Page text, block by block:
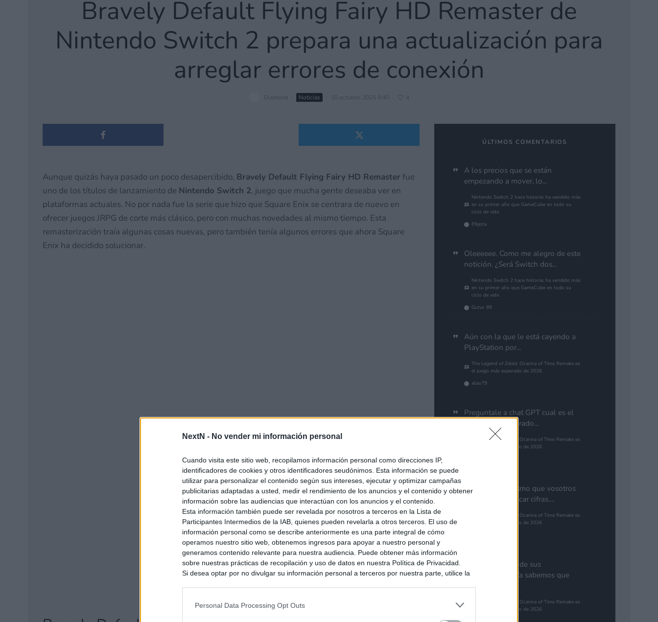
NextN - No vender mi información personal
Cuando visita este sitio web, recopilamos información personal como direcciones IP,
identificadores de cookies y otros identificadores seudónimos. Esta información se puede
utilizar para personalizar el contenido según sus intereses, ejecutar y optimizar campañas
publicitarias adaptadas a usted, medir el rendimiento de los anuncios y el contenido y obtener
información sobre las audiencias que interactúan con los anuncios y el contenido.
Esta información también puede ser revelada por nosotros a terceros en la Lista de
Participantes Intermedios de la IAB, quienes pueden revelarla a otros terceros. El uso de
información personal como se describe anteriormente es una parte integral de cómo
operamos nuestro sitio web, obtenemos ingresos para apoyar a nuestro personal y
generamos contenido relevante para nuestra audiencia. Puede obtener más información
sobre nuestras prácticas de recopilación y uso de datos en nuestra Política de Privacidad.
Si desea optar por no divulgar su información personal a terceros por nuestra parte, utilice la
intereses basados en la información personal utilizada por nosotros o en información personal
Personal Data Processing Opt Outs
Bravely Default Flying Fairy HD Remaster de
Nintendo Switch 2 prepara una actualización para
arreglar errores de conexión
Diamond Noticias 10 octubre, 2025 9:40 4
Aunque quizás haya pasado un poco desapercibido, Bravely Default Flying Fairy HD Remasterfue
uno de los títulos de lanzamiento de Nintendo Switch 2, juego que mucha gente deseaba ver en
plataformas actuales. No por nada fue la serie que hizo que Square Enix se centrara de nuevo en
ofrecer juegos JRPG de corte más clásico, pero con muchas novedades al mismo tiempo. Esta
remasterización traía algunas cosas nuevas, pero también tenía algunos errores que ahora Square
Enix ha decidido solucionar.
ÚLTIMOS COMENTARIOS
A los precios que se están
empezando a mover, lo...
Nintendo Switch 2 hace historia: ha vendido más
en su primer año que GameCube en todo su
ciclo de vida
Efejota
Oleeeeee. Como me alegro de este
notición. ¿Será Switch dos...
Nintendo Switch 2 hace historia: ha vendido más
en su primer año que GameCube en todo su
ciclo de vida
Gutur 89
Aún con la que le está cayendo a
PlayStation por...
The Legend of Zelda: Ocarina of Time Remake es
el juego más esperado de 2026
alias79
Preguntale a chat GPT cual es el
guego mas esparado...
The Legend of Zelda: Ocarina of Time Remake es
el juego más esperado de 2026
Yo pienso lo mismo que vosotros
de GTA. Cuantificar cifras....
The Legend of Zelda: Ocarina of Time Remake es
el juego más esperado de 2026
Nota aclaratoria de sus
responsables: "Ya sabemos que
GTA 6...
The Legend of Zelda: Ocarina of Time Remake es
el juego más esperado de 2026